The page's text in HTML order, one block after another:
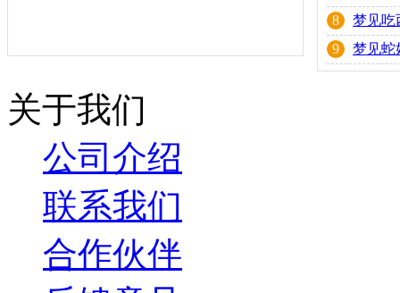
8
梦见吃
9
梦见蛇
关于我们
公司介绍
联系我们
合作伙伴